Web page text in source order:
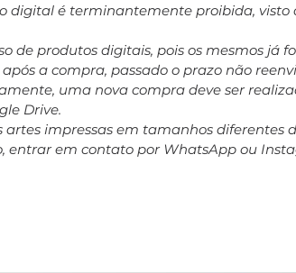
digital é terminantemente proibida, visto
de produtos digitais, pois os mesmos já
a compra, passado o prazo não
uma nova compra deve ser
Drive.
impressas em tamanhos diferentes
entrar em contato por WhatsApp ou